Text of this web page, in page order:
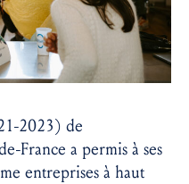
2023) de
France a permis à ses
entreprises à haut